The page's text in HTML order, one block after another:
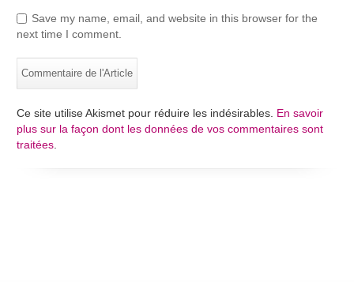
Save my name, email, and website in this browser for the
next time I comment.
Ce site utilise Akismet pour réduire les indésirables. En savoir
plus sur la façon dont les données de vos commentaires sont
traitées